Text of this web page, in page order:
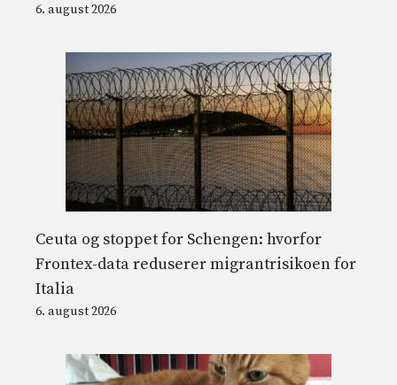
6. august 2026
Ceuta og stoppet for Schengen: hvorfor
Frontex-data reduserer migrantrisikoen for
Italia
6. august 2026